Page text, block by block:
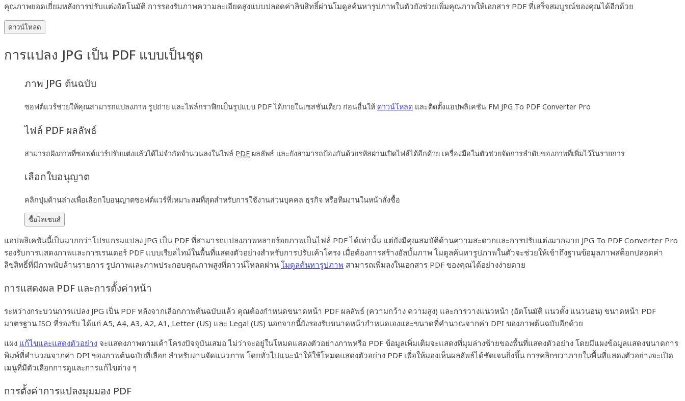
คุณภาพยอดเยี่ยมหลังการปรับแต่งอัตโนมัติ การรองรับภาพความละเอียดสูงแบบปลอดค่าลิขสิทธิ์ผ่านโมดูลค้นหารูปภาพในตัวยังช่วยเพิ่มคุณภาพให้เอกสาร PDF ที่เสร็จสมบูรณ์ของคุณได้อีกด้วย
ดาวน์โหลด
การแปลง JPG เป็น PDF แบบเป็นชุด
ภาพ JPG ต้นฉบับ
ซอฟต์แวร์ช่วยให้คุณสามารถแปลงภาพ รูปถ่าย และไฟล์กราฟิกเป็นรูปแบบ PDF ได้ภายในเซสชันเดียว ก่อนอื่นให้ ดาวน์โหลด และติดตั้งแอปพลิเคชัน FM JPG To PDF Converter Pro
ไฟล์ PDF ผลลัพธ์
สามารถฝังภาพที่ซอฟต์แวร์ปรับแต่งแล้วได้ไม่จำกัดจำนวนลงในไฟล์ PDF ผลลัพธ์ และยังสามารถป้องกันด้วยรหัสผ่านเปิดไฟล์ได้อีกด้วย เครื่องมือในตัวช่วยจัดการลำดับของภาพที่เพิ่มไว้ในรายการ
เลือกใบอนุญาต
คลิกปุ่มด้านล่างเพื่อเลือกใบอนุญาตซอฟต์แวร์ที่เหมาะสมที่สุดสำหรับการใช้งานส่วนบุคคล ธุรกิจ หรือทีมงานในหน้าสั่งซื้อ
ซื้อไลเซนส์
แอปพลิเคชันนี้เป็นมากกว่าโปรแกรมแปลง JPG เป็น PDF ที่สามารถแปลงภาพหลายร้อยภาพเป็นไฟล์ PDF ได้เท่านั้น แต่ยังมีคุณสมบัติด้านความสะดวกและการปรับแต่งมากมาย JPG To PDF Converter Pro
รองรับการแสดงภาพและการเรนเดอร์ PDF แบบเรียลไทม์ในพื้นที่แสดงตัวอย่างสำหรับการปรับเค้าโครง เมื่อต้องการสร้างอัลบั้มภาพ โมดูลค้นหารูปภาพในตัวจะช่วยให้เข้าถึงฐานข้อมูลภาพสต็อกปลอดค่า
ลิขสิทธิ์ที่มีภาพนับล้านรายการ รูปภาพและภาพประกอบคุณภาพสูงที่ดาวน์โหลดผ่าน โมดูลค้นหารูปภาพ สามารถเพิ่มลงในเอกสาร PDF ของคุณได้อย่างง่ายดาย
การแสดงผล PDF และการตั้งค่าหน้า
ระหว่างกระบวนการแปลง JPG เป็น PDF หลังจากเลือกภาพต้นฉบับแล้ว คุณต้องกำหนดขนาดหน้า PDF ผลลัพธ์ (ความกว้าง ความสูง) และการวางแนวหน้า (อัตโนมัติ แนวตั้ง แนวนอน) ขนาดหน้า PDF
มาตรฐาน ISO ที่รองรับ ได้แก่ A5, A4, A3, A2, A1, Letter (US) และ Legal (US) นอกจากนี้ยังรองรับขนาดหน้ากำหนดเองและขนาดที่คำนวณจากค่า DPI ของภาพต้นฉบับอีกด้วย
แผง แก้ไขและแสดงตัวอย่าง จะแสดงภาพตามเค้าโครงปัจจุบันเสมอ ไม่ว่าจะอยู่ในโหมดแสดงตัวอย่างภาพหรือ PDF ข้อมูลเพิ่มเติมจะแสดงที่มุมล่างซ้ายของพื้นที่แสดงตัวอย่าง โดยมีแผงข้อมูลแสดงขนาดการ
พิมพ์ที่คำนวณจากค่า DPI ของภาพต้นฉบับที่เลือก สำหรับงานจัดแนวภาพ โดยทั่วไปแนะนำให้ใช้โหมดแสดงตัวอย่าง PDF เพื่อให้มองเห็นผลลัพธ์ได้ชัดเจนยิ่งขึ้น การคลิกขวาภายในพื้นที่แสดงตัวอย่างจะเปิด
เมนูที่มีตัวเลือกการดูและการแก้ไขต่าง ๆ
การตั้งค่าการแปลงมุมมอง PDF